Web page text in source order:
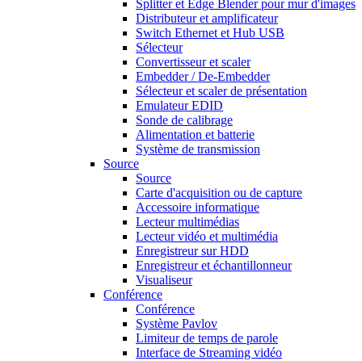
Splitter et Edge Blender pour mur d'images
Distributeur et amplificateur
Switch Ethernet et Hub USB
Sélecteur
Convertisseur et scaler
Embedder / De-Embedder
Sélecteur et scaler de présentation
Emulateur EDID
Sonde de calibrage
Alimentation et batterie
Système de transmission
Source
Source
Carte d'acquisition ou de capture
Accessoire informatique
Lecteur multimédias
Lecteur vidéo et multimédia
Enregistreur sur HDD
Enregistreur et échantillonneur
Visualiseur
Conférence
Conférence
Système Pavlov
Limiteur de temps de parole
Interface de Streaming vidéo